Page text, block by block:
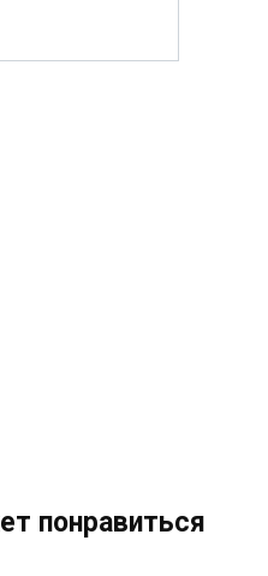
понравиться